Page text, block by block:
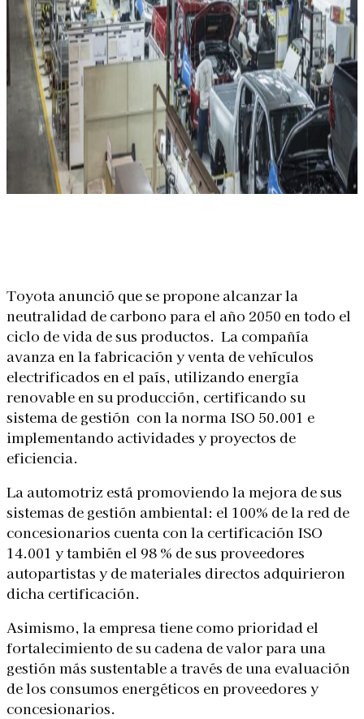
Toyota anunció que se propone alcanzar la
neutralidad de carbono para el año 2050 en todo el
ciclo de vida de sus productos. La compañía
avanza en la fabricación y venta de vehículos
electrificados en el país, utilizando energía
renovable en su producción, certificando su
sistema de gestión con la norma ISO 50.001 e
implementando actividades y proyectos de
eficiencia.
La automotriz está promoviendo la mejora de sus
sistemas de gestión ambiental: el 100% de la red de
concesionarios cuenta con la certificación ISO
14.001 y también el 98 % de sus proveedores
autopartistas y de materiales directos adquirieron
dicha certificación.
Asimismo, la empresa tiene como prioridad el
fortalecimiento de su cadena de valor para una
gestión más sustentable a través de una evaluación
de los consumos energéticos en proveedores y
concesionarios.